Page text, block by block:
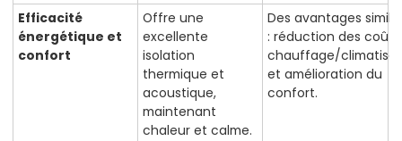
Efficacité
énergétique et
confort
Offre une
excellente
isolation
thermique et
acoustique,
maintenant
chaleur et calme.
Des avantages
: réduction des
chauffage/
et amélioration du
confort.